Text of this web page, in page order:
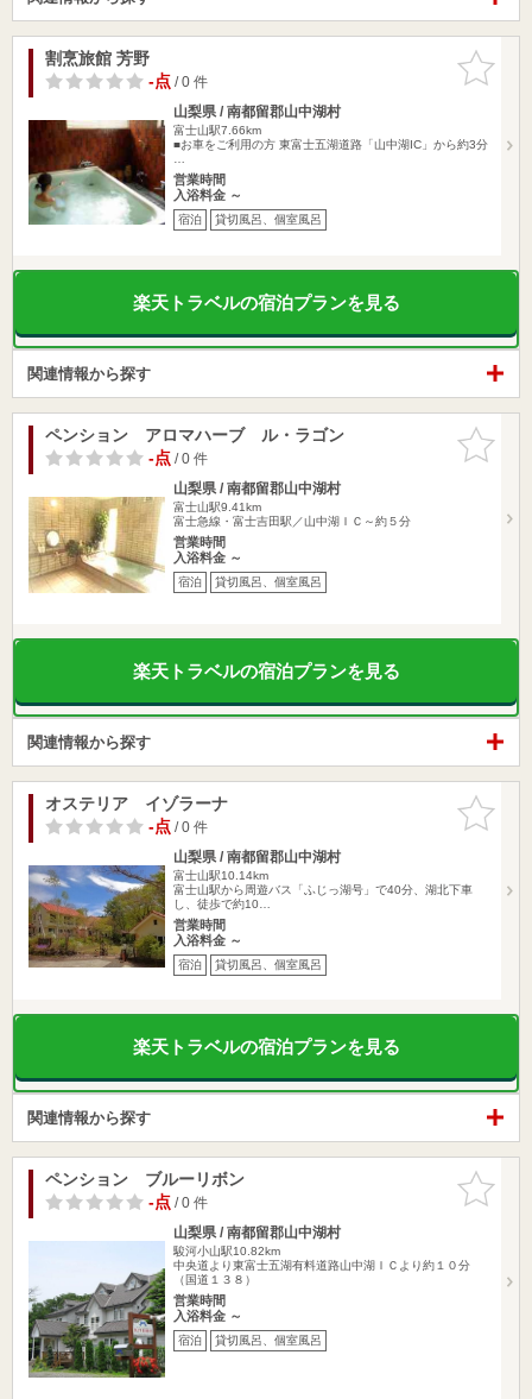
お気に入
りに追加
割烹旅館 芳野
-点/ 0 件
山梨県 / 南都留郡山中湖村
富士山駅7.66km
■お車をご利用の方 東富士五湖道路「山中湖IC」から約3分
営業時間
入浴料金 ～
宿泊 貸切風呂、個室風呂
楽天トラベルの宿泊プランを見る
関連情報から探す
お気に入
りに追加
ペンション アロマハーブ ル・ラゴン
-点/ 0 件
山梨県 / 南都留郡山中湖村
富士山駅9.41km
富士急線・富士吉田駅／山中湖ＩＣ～約５分
営業時間
入浴料金 ～
宿泊 貸切風呂、個室風呂
楽天トラベルの宿泊プランを見る
関連情報から探す
お気に入
りに追加
オステリア イゾラーナ
-点/ 0 件
山梨県 / 南都留郡山中湖村
富士山駅10.14km
富士山駅から周遊バス「ふじっ湖号」で40分、湖北下車
し、徒歩で約10…
営業時間
入浴料金 ～
宿泊 貸切風呂、個室風呂
楽天トラベルの宿泊プランを見る
関連情報から探す
お気に入
りに追加
ペンション ブルーリボン
-点/ 0 件
山梨県 / 南都留郡山中湖村
駿河小山駅10.82km
中央道より東富士五湖有料道路山中湖ＩＣより約１０分
（国道１３８）
営業時間
入浴料金 ～
宿泊 貸切風呂、個室風呂